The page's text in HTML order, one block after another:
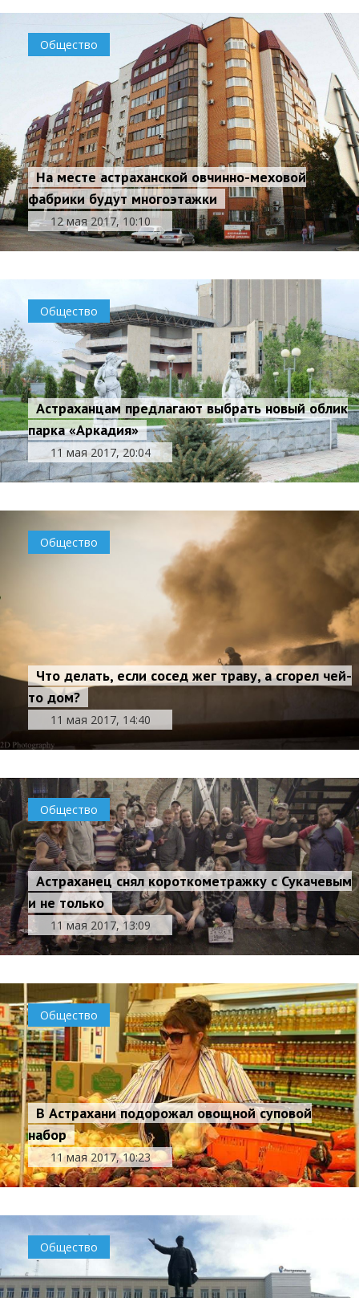
Общество
На месте астраханской овчинно-меховой
фабрики будут многоэтажки
12 мая 2017, 10:10
Общество
Астраханцам предлагают выбрать новый облик
парка «Аркадия»
11 мая 2017, 20:04
Общество
Что делать, если сосед жег траву, а сгорел чей-
то дом?
11 мая 2017, 14:40
Общество
Астраханец снял короткометражку с Сукачевым
и не только
11 мая 2017, 13:09
Общество
В Астрахани подорожал овощной суповой
набор
11 мая 2017, 10:23
Общество